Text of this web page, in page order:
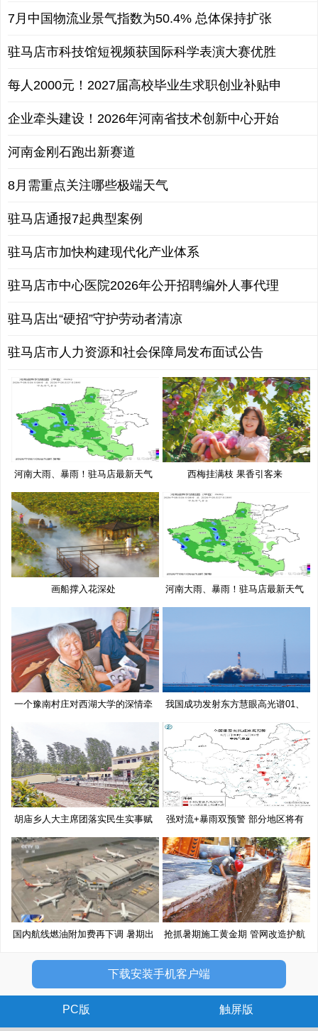
7月中国物流业景气指数为50.4% 总体保持扩张
驻马店市科技馆短视频获国际科学表演大赛优胜
每人2000元！2027届高校毕业生求职创业补贴申
企业牵头建设！2026年河南省技术创新中心开始
河南金刚石跑出新赛道
8月需重点关注哪些极端天气
驻马店通报7起典型案例
驻马店市加快构建现代化产业体系
驻马店市中心医院2026年公开招聘编外人事代理
驻马店出“硬招”守护劳动者清凉
驻马店市人力资源和社会保障局发布面试公告
河南大雨、暴雨！驻马店最新天气
预
西梅挂满枝 果香引客来
画船撑入花深处
河南大雨、暴雨！驻马店最新天气
预
一个豫南村庄对西湖大学的深情牵
我国成功发射东方慧眼高光谱01、
胡庙乡人大主席团落实民生实事赋
能
强对流+暴雨双预警 部分地区将有
10
国内航线燃油附加费再下调 暑期出 抢抓暑期施工黄金期 管网改造护航
下载安装手机客户端
PC版 触屏版